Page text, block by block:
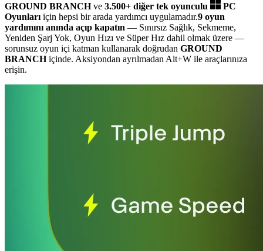
GROUND BRANCHve 3.500+ diğer tek oyunculu
PC
Oyunları için hepsi bir arada yardımcı uygulamadır.9 oyun
yardımını anında açıp kapatın — Sınırsız Sağlık, Sekmeme,
Yeniden Şarj Yok, Oyun Hızı ve Süper Hız dahil olmak üzere —
sorunsuz oyun içi katman kullanarak doğrudan GROUND
BRANCHiçinde. Aksiyondan ayrılmadan Alt+W ile araçlarınıza
erişin.